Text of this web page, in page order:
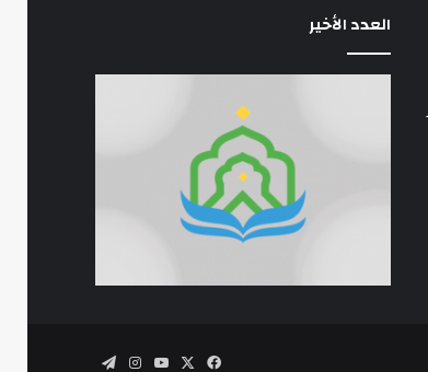
العدد الأخير
فيسبوك ‫YouTubeانستقرام